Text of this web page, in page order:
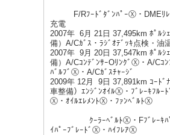
F/RﾌｰﾄﾞﾀﾞﾝﾊﾟｰⓍ・DMEﾘﾚ
充電
2007年 6月 21日 37,495km ﾎﾟﾙｼ
備）A/Cｶﾞｽ・ﾗｼﾞｵﾃﾞｯｷ点検・油
2007年 9月 20日 37,547km ﾎﾟﾙｼ
備）A/CｺﾝﾃﾞﾝｻｰOﾘﾝｸﾞⓍ・A/Cｺﾝ
ﾊﾞﾙﾌﾞⓍ・A/Cｶﾞｽﾁｬｰｼﾞ
2009年 12月 9日 37,891km ｺｰﾄﾞ
車整備）ｴﾝｼﾞﾝｵｲﾙⓍ・ﾌﾞﾚｰｷﾌﾙｰ
Ⓧ・ｵｲﾙｴﾚﾒﾝﾄⓍ・ﾌｧﾝﾍﾞﾙﾄⓍ
ｸｰﾗｰﾍﾞﾙﾄⓍ・Fﾌﾞﾚｰｷﾊﾟ
ｲﾊﾟｰﾌﾞﾚｰﾄﾞⓍ・ﾊｲﾌﾚｱⓍ